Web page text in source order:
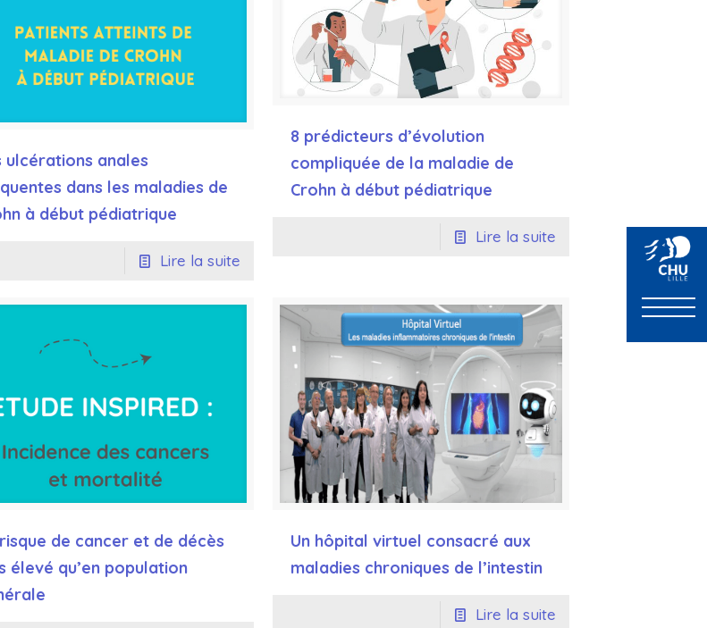
ulcérations anales
dans les maladies de
à début pédiatrique
Lire la suite
8 prédicteurs d’évolution
compliquée de la maladie de
Crohn à début pédiatrique
Lire la suite
de cancer et de décès
élevé qu’en population
Un hôpital virtuel consacré aux
maladies chroniques de l’intestin
Lire la suite